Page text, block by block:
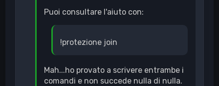
Puoi consultare l'aiuto con:
!protezione join
Mah...ho provato a scrivere entrambe i
comandi e non succede nulla di nulla.